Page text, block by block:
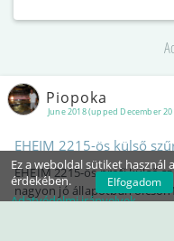
June 2018 (upped December
Piopoka
EHEIM 2215-ös külső
EHEIM 2215-ös profi külső
nagyon jó állapotban
Ez a weboldal sütiket használ
érdekében.
Elfogadom
Adatvédelmi irányelvek